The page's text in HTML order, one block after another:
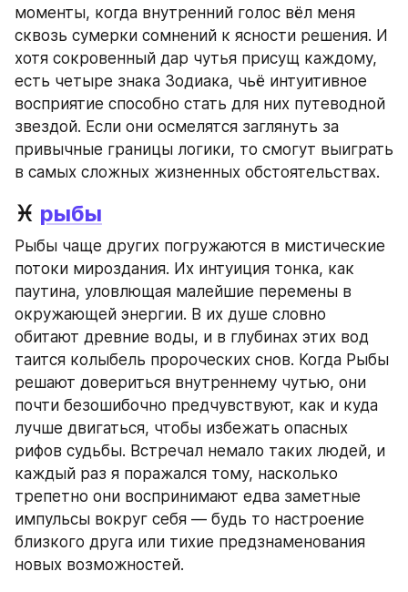
моменты, когда внутренний голос вёл меня
сквозь сумерки сомнений к ясности решения. И
хотя сокровенный дар чутья присущ каждому,
есть четыре знака Зодиака, чьё интуитивное
восприятие способно стать для них путеводной
звездой. Если они осмелятся заглянуть за
привычные границы логики, то смогут выиграть
в самых сложных жизненных обстоятельствах.
♓ рыбы
Рыбы чаще других погружаются в мистические
потоки мироздания. Их интуиция тонка, как
паутина, уловлющая малейшие перемены в
окружающей энергии. В их душе словно
обитают древние воды, и в глубинах этих вод
таится колыбель пророческих снов. Когда Рыбы
решают довериться внутреннему чутью, они
почти безошибочно предчувствуют, как и куда
лучше двигаться, чтобы избежать опасных
рифов судьбы. Встречал немало таких людей, и
каждый раз я поражался тому, насколько
трепетно они воспринимают едва заметные
импульсы вокруг себя — будь то настроение
близкого друга или тихие предзнаменования
новых возможностей.